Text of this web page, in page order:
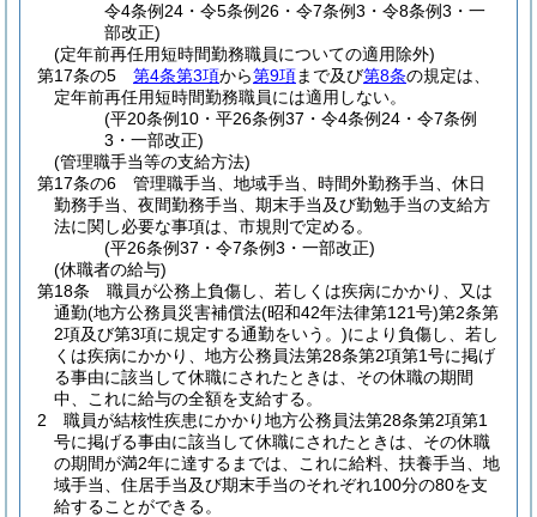
令4条例24・令5条例26・令7条例3・令8条例3・一
部改正)
(定年前再任用短時間勤務職員についての適用除外)
第17条の5
第4条第3項から第9項まで及び第8条の規定は、
定年前再任用短時間勤務職員には適用しない。
(平20条例10・平26条例37・令4条例24・令7条例
3・一部改正)
(管理職手当等の支給方法)
第17条の6
管理職手当、地域手当、時間外勤務手当、休日
勤務手当、夜間勤務手当、期末手当及び勤勉手当の支給方
法に関し必要な事項は、市規則で定める。
(平26条例37・令7条例3・一部改正)
(休職者の給与)
第18条
職員が公務上負傷し、若しくは疾病にかかり、又は
通勤(地方公務員災害補償法(昭和42年法律第121号)第2条第
2項及び第3項に規定する通勤をいう。)により負傷し、若し
くは疾病にかかり、地方公務員法第28条第2項第1号に掲げ
る事由に該当して休職にされたときは、その休職の期間
中、これに給与の全額を支給する。
2
職員が結核性疾患にかかり地方公務員法第28条第2項第1
号に掲げる事由に該当して休職にされたときは、その休職
の期間が満2年に達するまでは、これに給料、扶養手当、地
域手当、住居手当及び期末手当のそれぞれ100分の80を支
給することができる。